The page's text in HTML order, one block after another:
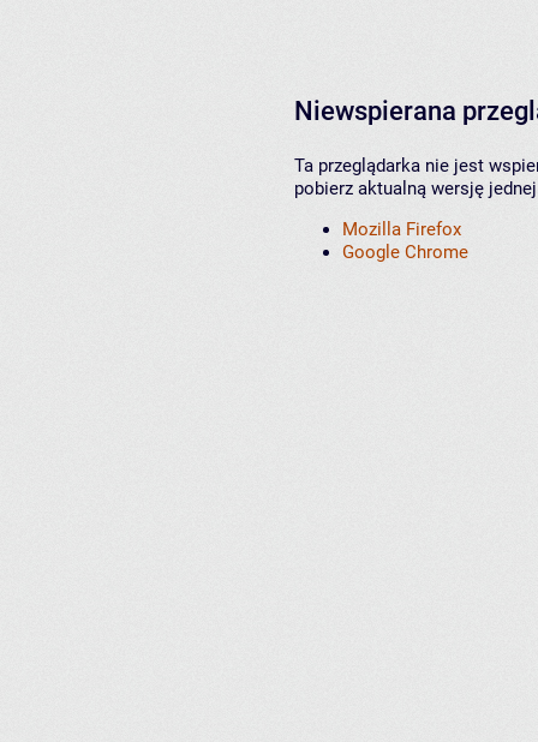
Niewspierana
Ta przeglądarka nie jest
pobierz aktualną wersję
Mozilla Firefox
Google Chrome